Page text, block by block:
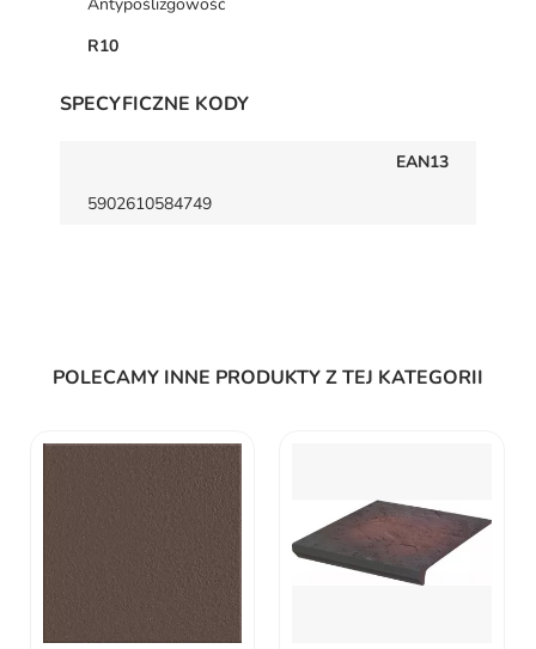
R10
SPECYFICZNE KODY
EAN13
5902610584749
POLECAMY INNE PRODUKTY Z TEJ KATEGORII